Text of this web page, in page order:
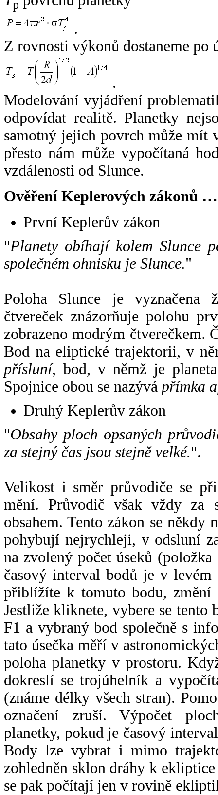
p
.
Z rovnosti výkonů dostaneme po
.
Modelování vyjádření
odpovídat realitě. Planetky
samotný jejich povrch může mít
přesto nám může vypočítaná
vzdálenosti od Slunce.
Ověření Keplerových zákonů …
První Keplerův zákon
"Planety obíhají kolem Slunce
společném ohnisku je Slunce."
Poloha Slunce je vyznačena
čtvereček znázorňuje polohu
zobrazeno modrým čtverečkem.
Bod na eliptické trajektorii, v
přísluní, bod, v němž je
Spojnice obou se nazývá přímka
Druhý Keplerův zákon
"Obsahy ploch opsaných
za stejný čas jsou stejně velké.".
Velikost i směr průvodiče se
mění. Průvodič však vždy za
obsahem. Tento zákon se někdy
pohybují nejrychleji, v odsluní
na zvolený počet úseků
časový interval bodů je v
přiblížíte k tomuto bodu,
Jestliže kliknete, vybere se tento
F1 a vybraný bod společně s
tato úsečka měří v
poloha planetky v prostoru.
dokreslí se trojúhelník a
(známe délky všech stran).
označení zruší. Výpočet
planetky, pokud je časový
Body lze vybrat i mimo
zohledněn sklon dráhy k
se pak počítají jen v rovině